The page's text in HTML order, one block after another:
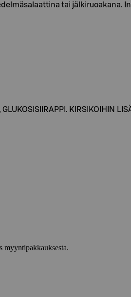
tai jälkiruoakana.
KIRSIKOIHIN
myyntipakkauksesta.